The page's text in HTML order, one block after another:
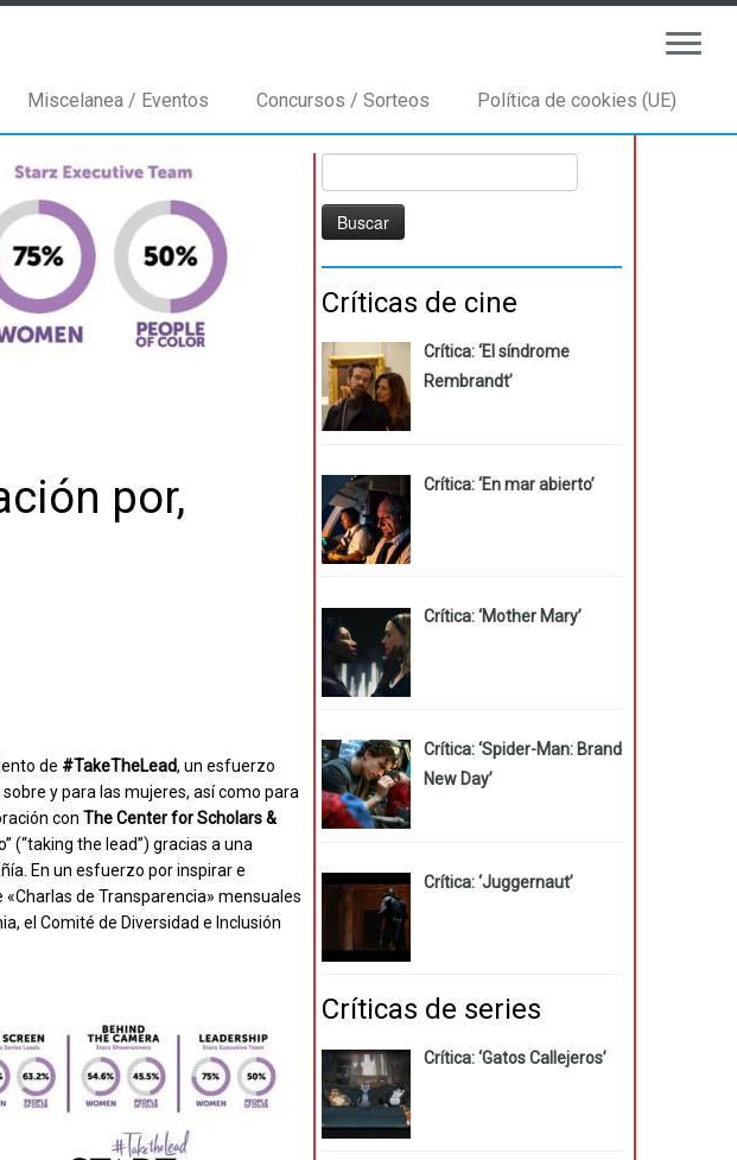
Miscelanea / Eventos Concursos / Sorteos Política de cookies (UE)
por,
de #TakeTheLead, un esfuerzo
y para las mujeres, así como para
con The Center for Scholars &
(“taking the lead”) gracias a una
En un esfuerzo por inspirar e
de Transparencia» mensuales
el Comité de Diversidad e Inclusión
Críticas de cine
Crítica: ‘El síndrome
Rembrandt’
Crítica: ‘En mar abierto’
Crítica: ‘Mother Mary’
Crítica: ‘Spider-Man: Brand
New Day’
Crítica: ‘Juggernaut’
Críticas de series
Crítica: ‘Gatos Callejeros’